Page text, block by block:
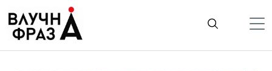
содержимому